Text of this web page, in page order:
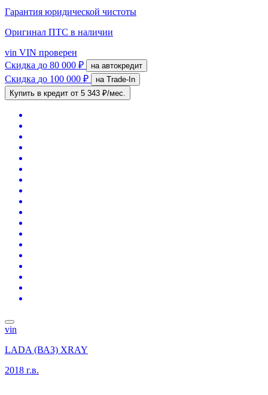
Гарантия юридической чистоты
Оригинал ПТС в наличии
vin VIN проверен
Скидка до 80 000 ₽ на автокредит
Скидка до 100 000 ₽
на Trade-In
Купить в кредит от 5 343 ₽/мес.
vin
LADA (ВАЗ) XRAY
2018 г.в.